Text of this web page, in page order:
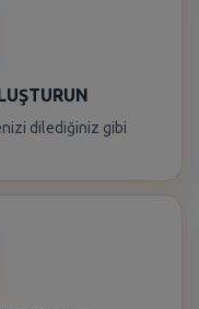
dilediğiniz gibi